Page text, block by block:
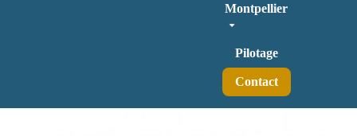
Montpellier
Pilotage
Contact